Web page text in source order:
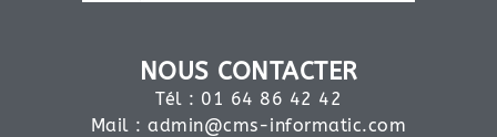
NOUS CONTACTER
Tél : 01 64 86 42 42
Mail :admin@cms-informatic.com